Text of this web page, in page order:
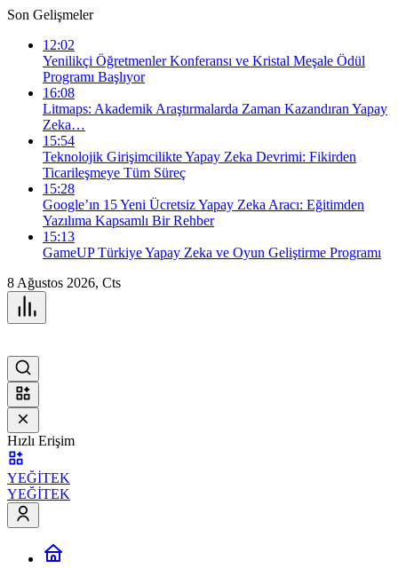
Son Gelişmeler
12:02
Yenilikçi Öğretmenler Konferansı ve Kristal Meşale Ödül
Programı Başlıyor
16:08
Litmaps: Akademik Araştırmalarda Zaman Kazandıran Yapay
Zeka…
15:54
Teknolojik Girişimcilikte Yapay Zeka Devrimi: Fikirden
Ticarileşmeye Tüm Süreç
15:28
Google’ın 15 Yeni Ücretsiz Yapay Zeka Aracı: Eğitimden
Yazılıma Kapsamlı Bir Rehber
15:13
GameUP Türkiye Yapay Zeka ve Oyun Geliştirme Programı
8 Ağustos 2026, Cts
Hızlı Erişim
YEĞİTEK
YEĞİTEK